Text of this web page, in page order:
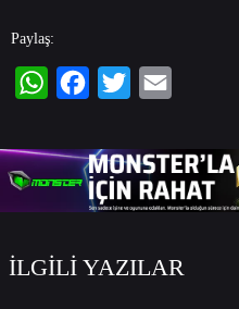
Paylaş:
İLGİLİ YAZILAR